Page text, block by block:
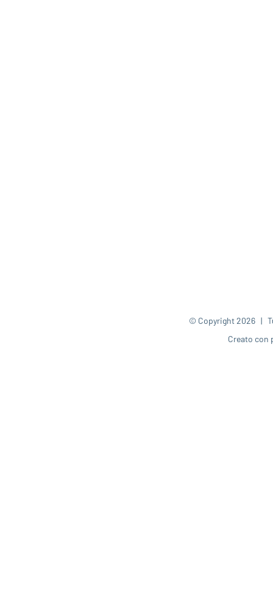
© Copyright2026 |
Creato con